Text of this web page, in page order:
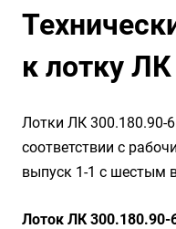
к лотку
Лотки ЛК 300.180.90-
соответствии с
выпуск 1-1 с шестым
Лоток ЛК 300.180.90-